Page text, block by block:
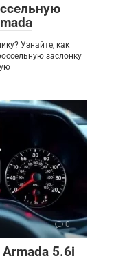
Узнайте, как
заслонку
0
5.6i